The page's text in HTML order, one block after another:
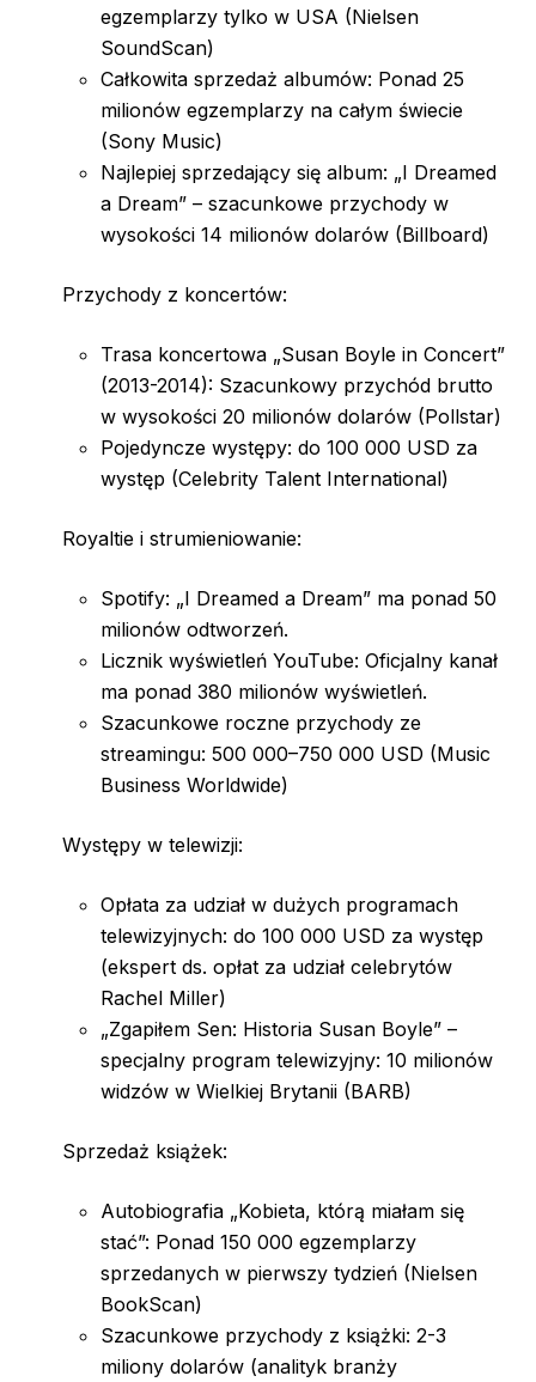
egzemplarzy tylko w USA (Nielsen
SoundScan)
Całkowita sprzedaż albumów: Ponad 25
milionów egzemplarzy na całym świecie
(Sony Music)
Najlepiej sprzedający się album: „I Dreamed
a Dream” – szacunkowe przychody w
wysokości 14 milionów dolarów (Billboard)
Przychody z koncertów:
Trasa koncertowa „Susan Boyle in Concert”
(2013-2014): Szacunkowy przychód brutto
w wysokości 20 milionów dolarów (Pollstar)
Pojedyncze występy: do 100 000 USD za
występ (Celebrity Talent International)
Royaltie i strumieniowanie:
Spotify: „I Dreamed a Dream” ma ponad 50
milionów odtworzeń.
Licznik wyświetleń YouTube: Oficjalny kanał
ma ponad 380 milionów wyświetleń.
Szacunkowe roczne przychody ze
streamingu: 500 000–750 000 USD (Music
Business Worldwide)
Występy w telewizji:
Opłata za udział w dużych programach
telewizyjnych: do 100 000 USD za występ
(ekspert ds. opłat za udział celebrytów
Rachel Miller)
„Zgapiłem Sen: Historia Susan Boyle” –
specjalny program telewizyjny: 10 milionów
widzów w Wielkiej Brytanii (BARB)
Sprzedaż książek:
Autobiografia „Kobieta, którą miałam się
stać”: Ponad 150 000 egzemplarzy
sprzedanych w pierwszy tydzień (Nielsen
BookScan)
Szacunkowe przychody z książki: 2-3
miliony dolarów (analityk branży